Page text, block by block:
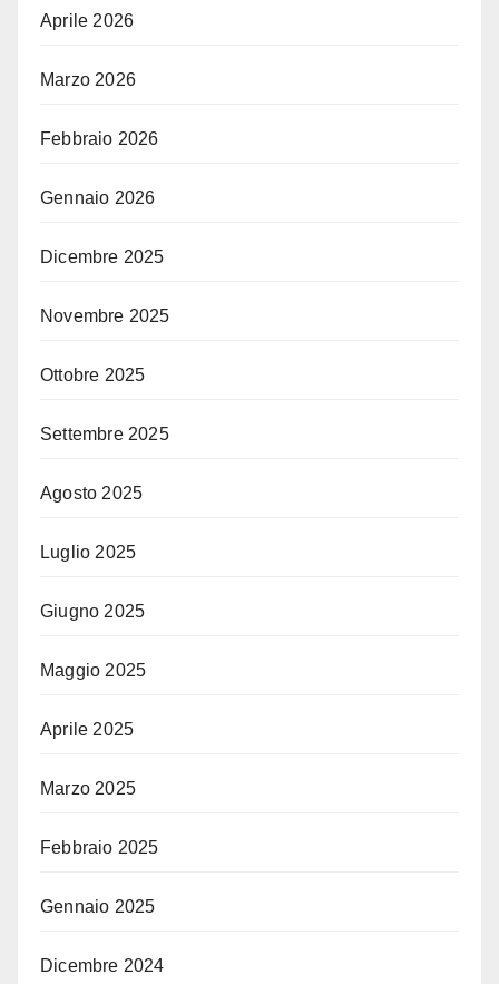
Aprile 2026
Marzo 2026
Febbraio 2026
Gennaio 2026
Dicembre 2025
Novembre 2025
Ottobre 2025
Settembre 2025
Agosto 2025
Luglio 2025
Giugno 2025
Maggio 2025
Aprile 2025
Marzo 2025
Febbraio 2025
Gennaio 2025
Dicembre 2024